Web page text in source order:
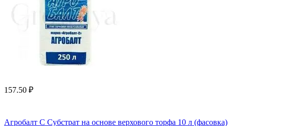
157.50 ₽
Агробалт С Субстрат на основе верхового торфа 10 л (фасовка)